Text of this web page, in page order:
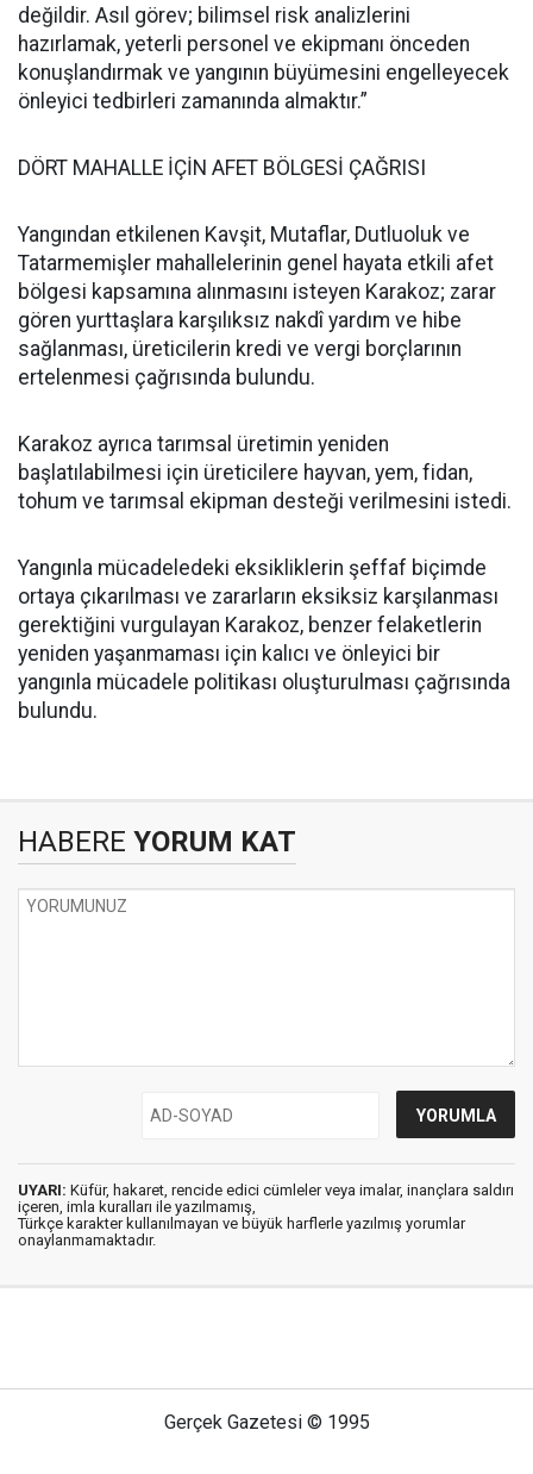
değildir. Asıl görev; bilimsel risk analizlerini
hazırlamak, yeterli personel ve ekipmanı önceden
konuşlandırmak ve yangının büyümesini engelleyecek
önleyici tedbirleri zamanında almaktır.”
DÖRT MAHALLE İÇİN AFET BÖLGESİ ÇAĞRISI
Yangından etkilenen Kavşit, Mutaflar, Dutluoluk ve
Tatarmemişler mahallelerinin genel hayata etkili afet
bölgesi kapsamına alınmasını isteyen Karakoz; zarar
gören yurttaşlara karşılıksız nakdî yardım ve hibe
sağlanması, üreticilerin kredi ve vergi borçlarının
ertelenmesi çağrısında bulundu.
Karakoz ayrıca tarımsal üretimin yeniden
başlatılabilmesi için üreticilere hayvan, yem, fidan,
tohum ve tarımsal ekipman desteği verilmesini istedi.
Yangınla mücadeledeki eksikliklerin şeffaf biçimde
ortaya çıkarılması ve zararların eksiksiz karşılanması
gerektiğini vurgulayan Karakoz, benzer felaketlerin
yeniden yaşanmaması için kalıcı ve önleyici bir
yangınla mücadele politikası oluşturulması çağrısında
bulundu.
HABERE YORUM KAT
UYARI: Küfür, hakaret, rencide edici cümleler veya imalar, inançlara saldırı
içeren, imla kuralları ile yazılmamış,
Türkçe karakter kullanılmayan ve büyük harflerle yazılmış yorumlar
onaylanmamaktadır.
Gerçek Gazetesi © 1995